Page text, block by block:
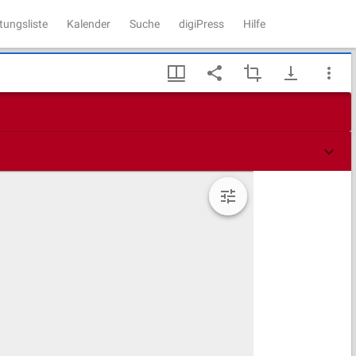
Kalender Suche digiPress Hilfe